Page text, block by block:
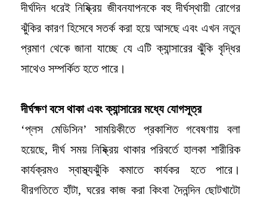
দীর্ঘদিন ধরেই নিষ্ক্রিয় জীবনযাপনকে বহু দীর্ঘস্থায়ী রোগের
ঝুঁকির কারণ হিসেবে সতর্ক করা হয়ে আসছে এবং এখন নতুন
প্রমাণ থেকে জানা যাচ্ছে যে এটি ক্যান্সারের ঝুঁকি বৃদ্ধির
সাথেও সম্পর্কিত হতে পারে।
দীর্ঘক্ষণ বসে থাকা এবং ক্যান্সারের মধ্যে যোগসূত্র
‘প্লস মেডিসিন’ সাময়িকীতে প্রকাশিত গবেষণায় বলা
হয়েছে, দীর্ঘ সময় নিষ্ক্রিয় থাকার পরিবর্তে হালকা শারীরিক
কার্যক্রমও স্বাস্থ্যঝুঁকি কমাতে কার্যকর হতে পারে।
ধীরগতিতে হাঁটা, ঘরের কাজ করা কিংবা দৈনন্দিন ছোটখাটো